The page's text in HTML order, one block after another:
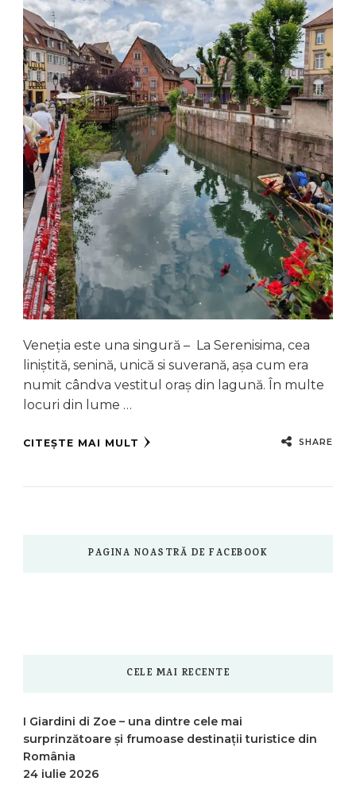
Veneția este una singură – La Serenisima, cea
liniștită, senină, unică si suverană, așa cum era
numit cândva vestitul oraș din lagună. În multe
locuri din lume …
CITEȘTE MAI MULT SHARE
PAGINA NOASTRĂ DE FACEBOOK
CELE MAI RECENTE
I Giardini di Zoe – una dintre cele mai
surprinzătoare și frumoase destinații turistice din
România
24 iulie 2026